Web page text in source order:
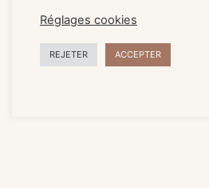
Réglages cookies
REJETER ACCEPTER